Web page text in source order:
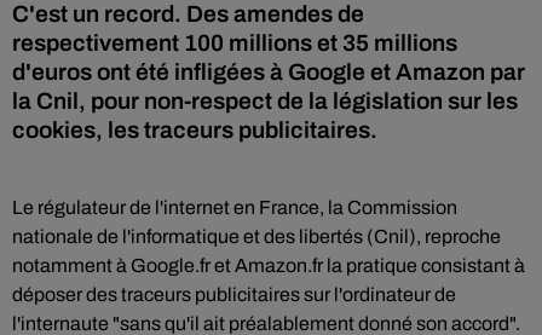
C'est un record. Des amendes de
respectivement 100 millions et 35 millions
d'euros ont été infligées à Google et Amazon par
la Cnil, pour non-respect de la législation sur les
cookies, les traceurs publicitaires.
Le régulateur de l'internet en France, la Commission
nationale de l'informatique et des libertés (Cnil), reproche
notamment à Google.fr et Amazon.fr la pratique consistant à
déposer des traceurs publicitaires sur l'ordinateur de
l'internaute "sans qu'il ait préalablement donné son accord".